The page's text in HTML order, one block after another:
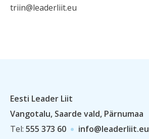
triin@leaderliit.eu
Eesti Leader Liit
Vangotalu, Saarde vald, Pärnumaa
Tel: 555 373 60 info@leaderliit.eu